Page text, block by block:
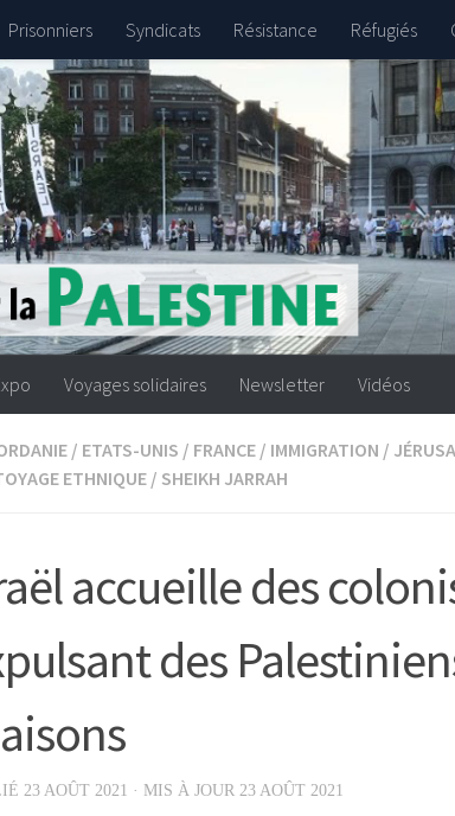
Prisonniers Syndicats Résistance Réfugiés
Voyages solidaires Newsletter Vidéos
/ ETATS-UNIS / FRANCE / IMMIGRATION /
ETHNIQUE / SHEIKH JARRAH
accueille des
des
23 AOÛT 2021 · MIS À JOUR 23 AOÛT 2021